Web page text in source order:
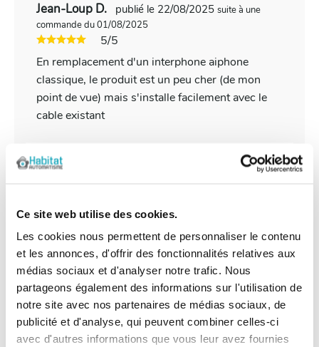
Ce site web utilise des cookies.
Les cookies nous permettent de personnaliser le contenu
et les annonces, d'offrir des fonctionnalités relatives aux
médias sociaux et d'analyser notre trafic. Nous
partageons également des informations sur l'utilisation de
notre site avec nos partenaires de médias sociaux, de
publicité et d'analyse, qui peuvent combiner celles-ci
avec d'autres informations que vous leur avez fournies
Jean-Loup D. publié le 22/08/2025 suite à une
commande du 01/08/2025
5/5
En remplacement d'un interphone aiphone
classique, le produit est un peu cher (de mon
point de vue) mais s'installe facilement avec le
cable existant
Client anonyme
suite à une
très bon produit
Client anonymepublié le 21/04/2020 suite à une
commande du 06/04/2020
5/5
Très bon visiophone, facile à mettre en œuvre.